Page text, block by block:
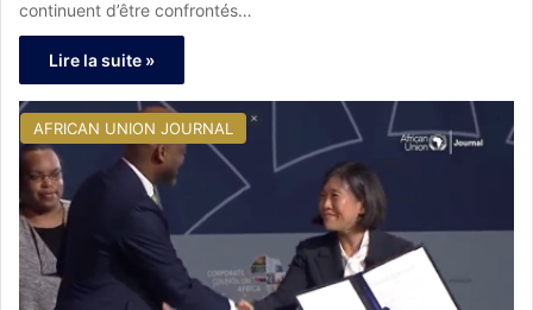
continuent d’être confrontés…
Lire la suite »
AFRICAN UNION JOURNAL